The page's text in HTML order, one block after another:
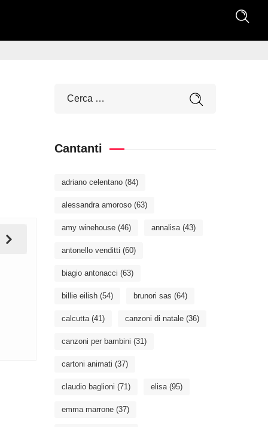
Cantanti
adriano celentano (84)
alessandra amoroso (63)
amy winehouse (46) annalisa(43)
antonello venditti (60)
biagio antonacci (63)
billie eilish (54) brunori sas (64)
calcutta(41) canzoni di natale (36)
canzoni per bambini (31)
cartoni animati (37)
claudio baglioni (71) elisa(95)
emma marrone (37)